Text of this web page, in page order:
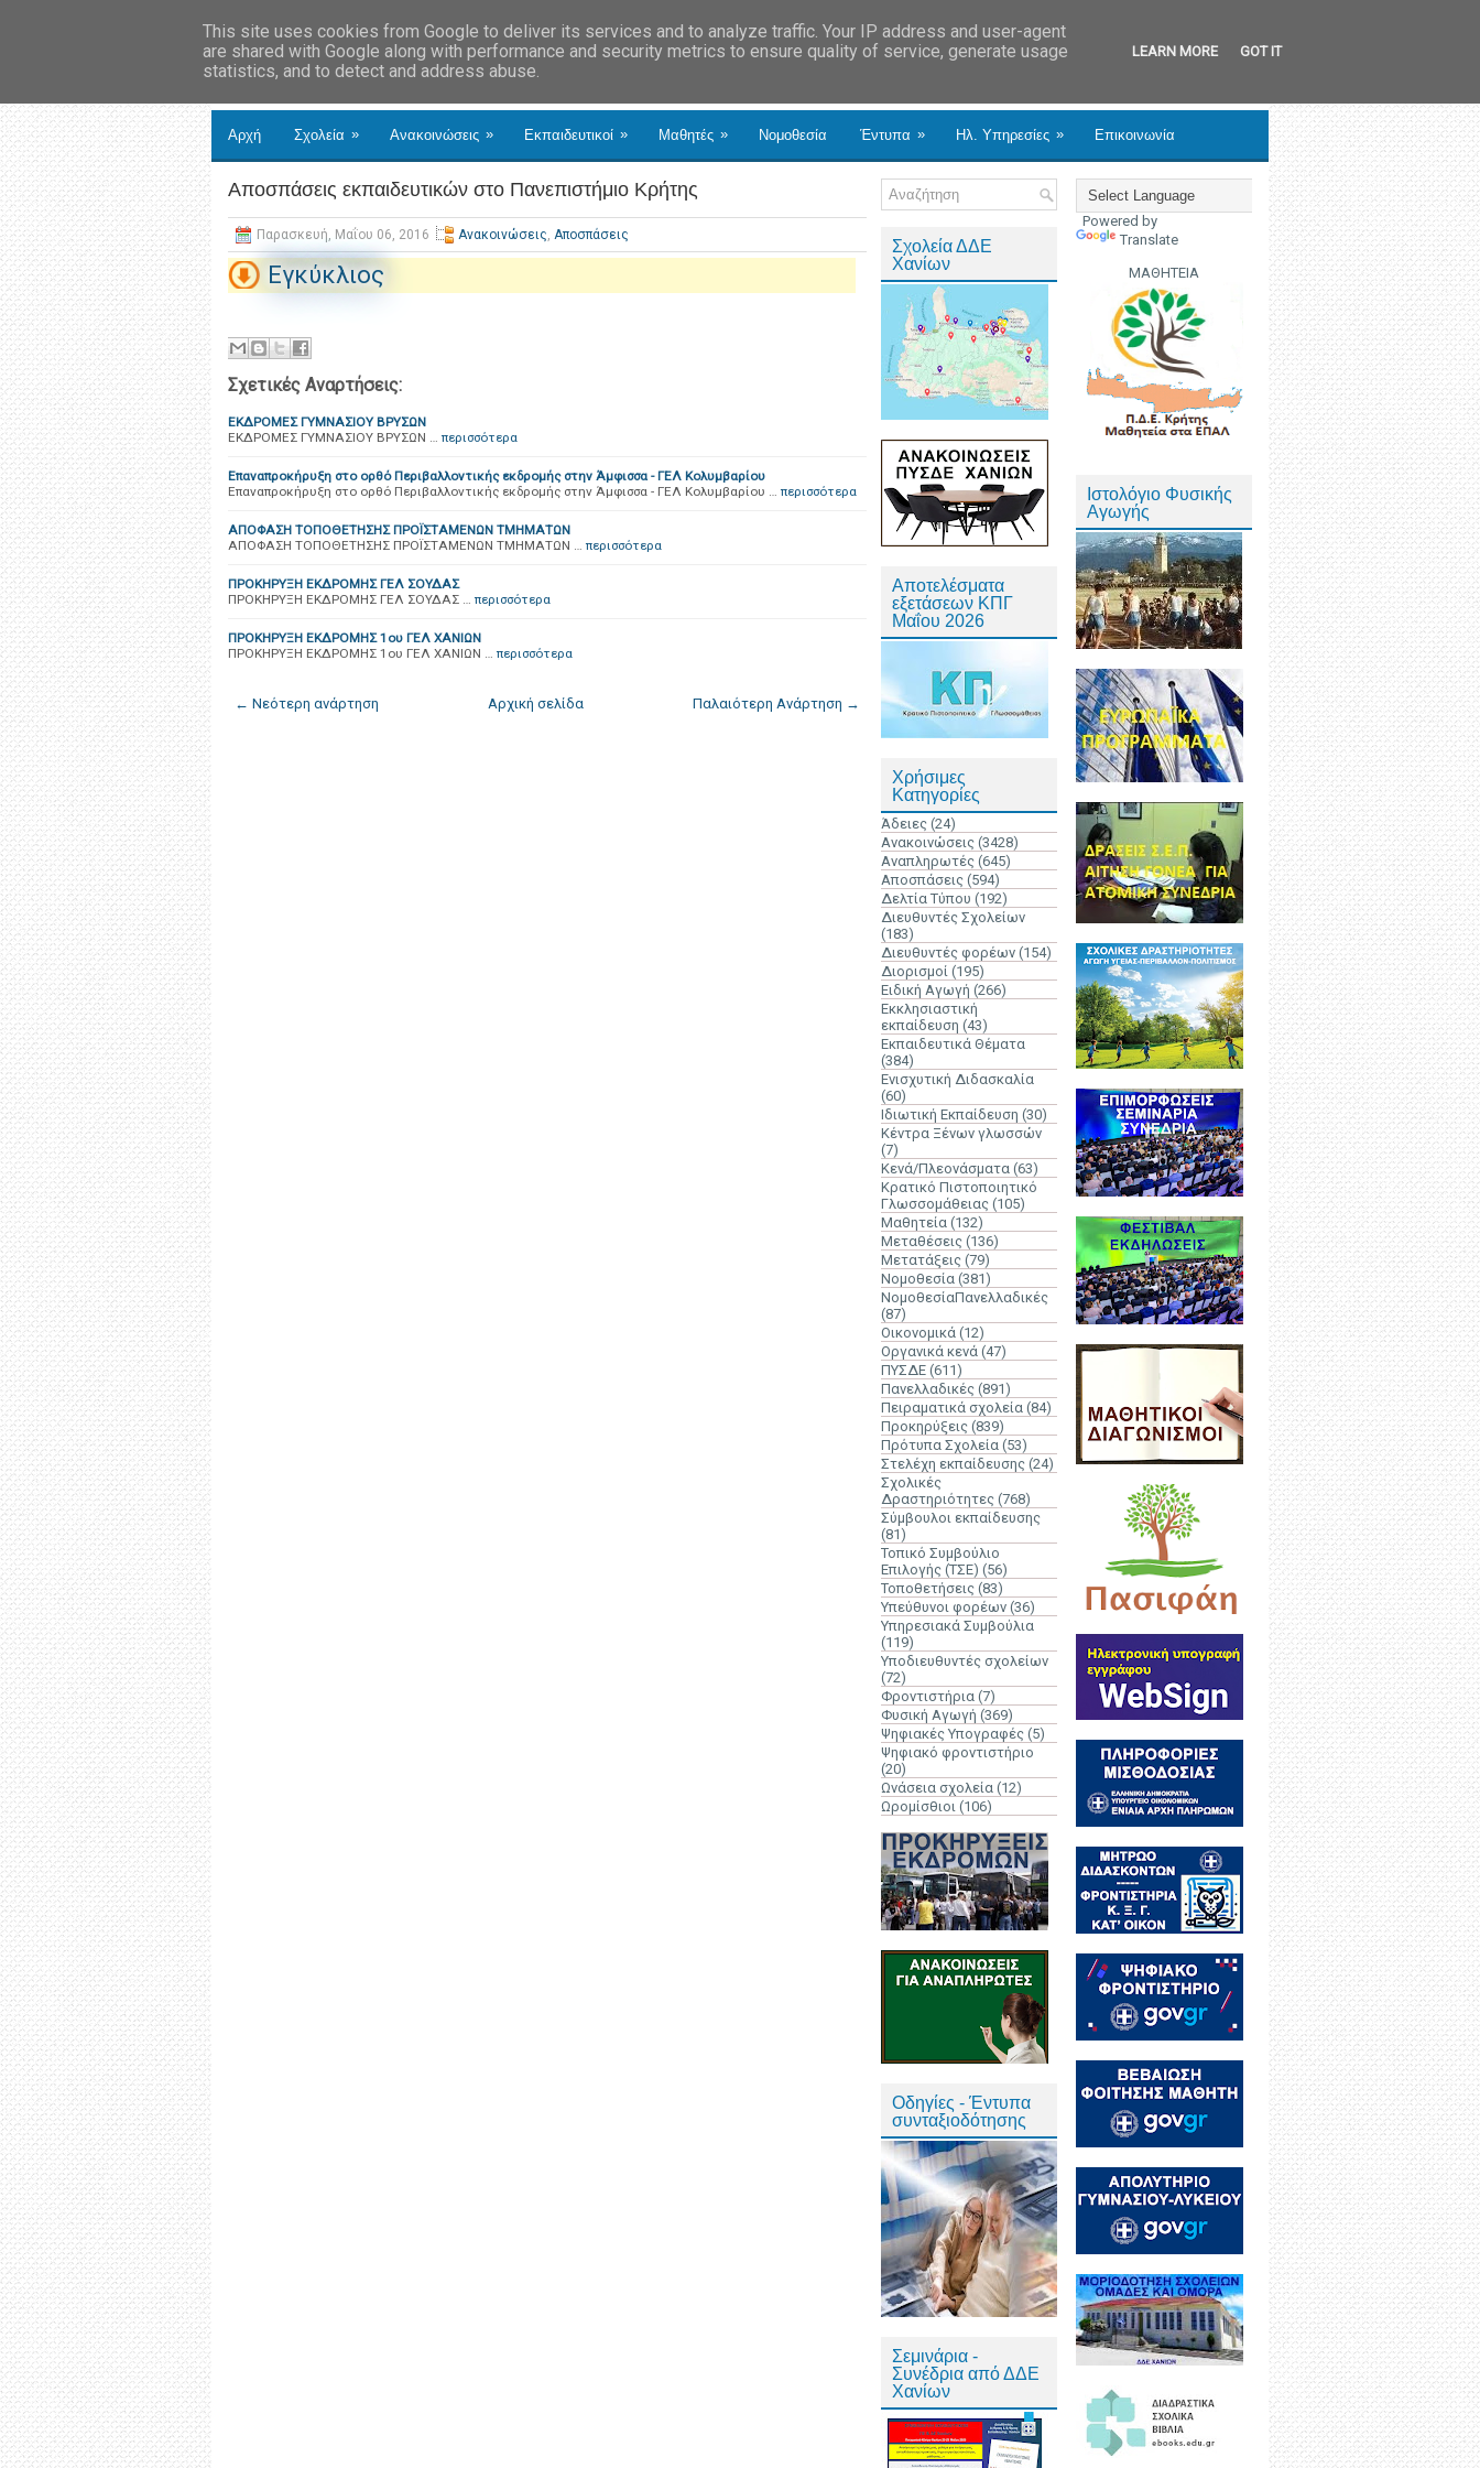
Αρχή Σχολεία » Ανακοινώσεις » Εκπαιδευτικοί » Μαθητές » Νομοθεσία Έντυπα » Ηλ. Υπηρεσίες » Επικοινωνία
Αποσπάσεις εκπαιδευτικών στο Πανεπιστήμιο Κρήτης
Παρασκευή, Μαΐου 06, 2016 Ανακοινώσεις, Αποσπάσεις
Εγκύκλιος
Σχετικές Αναρτήσεις:
ΕΚΔΡΟΜΕΣ ΓΥΜΝΑΣΙΟΥ ΒΡΥΣΩΝ
ΕΚΔΡΟΜΕΣ ΓΥΜΝΑΣΙΟΥ ΒΡΥΣΩΝ … περισσότερα
Επαναπροκήρυξη στο ορθό Περιβαλλοντικής εκδρομής στην Άμφισσα - ΓΕΛ Κολυμβαρίου
Επαναπροκήρυξη στο ορθό Περιβαλλοντικής εκδρομής στην Άμφισσα - ΓΕΛ Κολυμβαρίου … περισσότερα
ΑΠΟΦΑΣΗ ΤΟΠΟΘΕΤΗΣΗΣ ΠΡΟΪΣΤΑΜΕΝΩΝ ΤΜΗΜΑΤΩΝ
ΑΠΟΦΑΣΗ ΤΟΠΟΘΕΤΗΣΗΣ ΠΡΟΪΣΤΑΜΕΝΩΝ ΤΜΗΜΑΤΩΝ … περισσότερα
ΠΡΟΚΗΡΥΞΗ ΕΚΔΡΟΜΗΣ ΓΕΛ ΣΟΥΔΑΣ
ΠΡΟΚΗΡΥΞΗ ΕΚΔΡΟΜΗΣ ΓΕΛ ΣΟΥΔΑΣ … περισσότερα
ΠΡΟΚΗΡΥΞΗ ΕΚΔΡΟΜΗΣ 1ου ΓΕΛ ΧΑΝΙΩΝ
ΠΡΟΚΗΡΥΞΗ ΕΚΔΡΟΜΗΣ 1ου ΓΕΛ ΧΑΝΙΩΝ … περισσότερα
← Νεότερη ανάρτηση Παλαιότερη Ανάρτηση →
Αρχική σελίδα
Σχολεία ΔΔΕ
Χανίων
Αποτελέσματα
εξετάσεων ΚΠΓ
Μαΐου 2026
Χρήσιμες
Κατηγορίες
Άδειες (24)
Ανακοινώσεις (3428)
Αναπληρωτές (645)
Αποσπάσεις (594)
Δελτία Τύπου (192)
Διευθυντές Σχολείων
(183)
Διευθυντές φορέων (154)
Διορισμοί (195)
Ειδική Αγωγή (266)
Εκκλησιαστική
εκπαίδευση (43)
Εκπαιδευτικά Θέματα
(384)
Ενισχυτική Διδασκαλία
(60)
Ιδιωτική Εκπαίδευση (30)
Κέντρα Ξένων γλωσσών
(7)
Κενά/Πλεονάσματα (63)
Κρατικό Πιστοποιητικό
Γλωσσομάθειας (105)
Μαθητεία (132)
Μεταθέσεις (136)
Μετατάξεις (79)
Νομοθεσία (381)
ΝομοθεσίαΠανελλαδικές
(87)
Οικονομικά (12)
Οργανικά κενά (47)
ΠΥΣΔΕ (611)
Πανελλαδικές (891)
Πειραματικά σχολεία (84)
Προκηρύξεις (839)
Πρότυπα Σχολεία (53)
Στελέχη εκπαίδευσης (24)
Σχολικές
Δραστηριότητες (768)
Σύμβουλοι εκπαίδευσης
(81)
Τοπικό Συμβούλιο
Επιλογής (ΤΣΕ) (56)
Τοποθετήσεις (83)
Υπεύθυνοι φορέων (36)
Υπηρεσιακά Συμβούλια
(119)
Υποδιευθυντές σχολείων
(72)
Φροντιστήρια (7)
Φυσική Αγωγή (369)
Ψηφιακές Υπογραφές (5)
Ψηφιακό φροντιστήριο
(20)
Ωνάσεια σχολεία (12)
Ωρομίσθιοι (106)
Οδηγίες - Έντυπα
συνταξιοδότησης
Σεμινάρια -
Συνέδρια από ΔΔΕ
Χανίων
Powered by
Translate
ΜΑΘΗΤΕΙΑ
Ιστολόγιο Φυσικής
Αγωγής
This site uses cookies from Google to deliver its services and to analyze traffic. Your IP address and user-agent
are shared with Google along with performance and security metrics to ensure quality of service, generate usage
statistics, and to detect and address abuse.
LEARN MORE GOT IT